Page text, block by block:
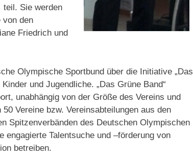
Sie werden
von den
Friedrich und
Olympische Sportbund über die Initiative „Das
und Jugendliche. „Das Grüne Band“
unabhängig von der Größe des Vereins und
Vereine bzw. Vereinsabteilungen aus den
Spitzenverbänden des Deutschen Olympischen
Talentsuche und –förderung von
betreiben.